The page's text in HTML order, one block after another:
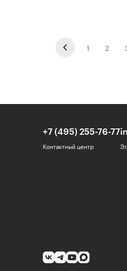
1 2
+7 (495) 255-76-77
Контактный центр